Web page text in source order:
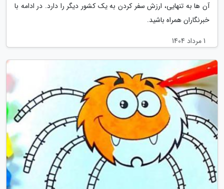
آن ها به تنهایی، ارزش سفر کردن به یک کشور دیگر را دارد. در ادامه با
خبرنگاران همراه باشید.
1 مرداد 1404